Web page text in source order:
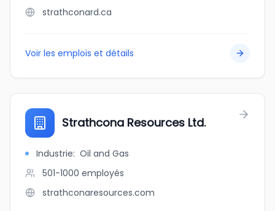
strathconard.ca
Voir les emplois et détails
Strathcona Resources Ltd.
Industrie: Oil and Gas
501-1000 employés
strathconaresources.com